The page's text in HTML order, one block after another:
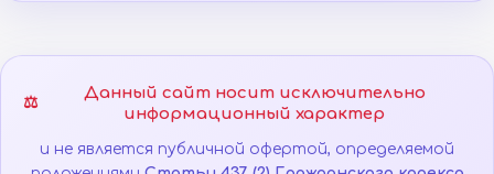
⚖️
Данный сайт носит исключительно
информационный характер
и не является публичной офертой, определяемой